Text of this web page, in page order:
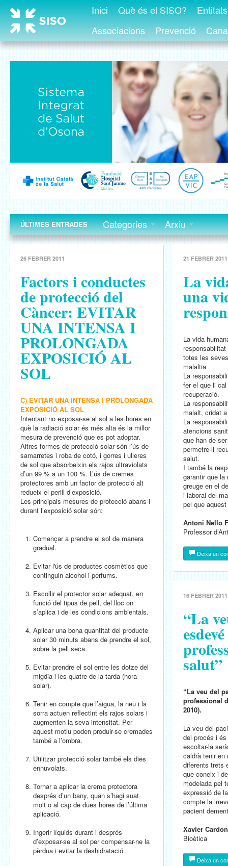
Inici Què és el SISO?
Associacions
Prevenció
ÚLTIMES ENTRADES Categories Arxiu
26 FEBRER 2011
Factors i conductes
de protecció del
Càncer: EVITAR
UNA INTENSA I
PROLONGADA
EXPOSICIÓ AL
SOL
C) EVITAR UNA INTENSA I PROLONGADA
EXPOSICIÓ AL SOL
Intentant no exposar-se al sol a les hores en
què la radiació solar és més alta és la millor
mesura de prevenció que es pot adoptar.
Altres formes de protecció solar són l’ús de
samarretes i roba de cotó, i gorres i ulleres
de sol que absorbeixin els rajos ultraviolats
d’un 99 % a un 100 %. L’ús de cremes
protectores amb un factor de protecció alt
redueix el perill d’exposició.
Les principals mesures de protecció abans i
durant l’exposició solar són:
Començar a prendre el sol de manera
gradual.
Evitar l'ús de productes cosmètics que
continguin alcohol i perfums.
Escollir el protector solar adequat, en
funció del tipus de pell, del lloc on
s’aplica i de les condicions ambientals.
Aplicar una bona quantitat del producte
solar 30 minuts abans de prendre el sol,
sobre la pell seca.
Evitar prendre el sol entre les dotze del
migdia i les quatre de la tarda (hora
solar).
Tenir en compte que l’aigua, la neu i la
sorra actuen reflectint els rajos solars i
augmenten la seva intensitat. Per
aquest motiu poden produir-se cremades
també a l’ombra.
Utilitzar protecció solar també els dies
ennuvolats.
Tornar a aplicar la crema protectora
després d’un bany, quan s’hagi suat
molt o al cap de dues hores de l’última
aplicació.
Ingerir líquids durant i després
d’exposar-se al sol per compensar-ne la
pèrdua i evitar la deshidratació.
21 FEBRER 2011
La
una
La vida
totes les
malaltia
La
fer el que li
recuperació.
La
malalt, cridat
La
atencions
que han de
permetre-li
salut.
I també la
garantir que
greuge en el
i laboral del
pel que
Antoni Nello
Professor
Deixa un
16 FEBRER 2011
“La
salut”
“La veu del
professional
2010).
La veu del
del procés i
escoltar-la
caldrà tenir en
diferents trets
que coneix i
modelada pel
expressió de
compte la
pacient
Xavier
Bioètica
Deixa un